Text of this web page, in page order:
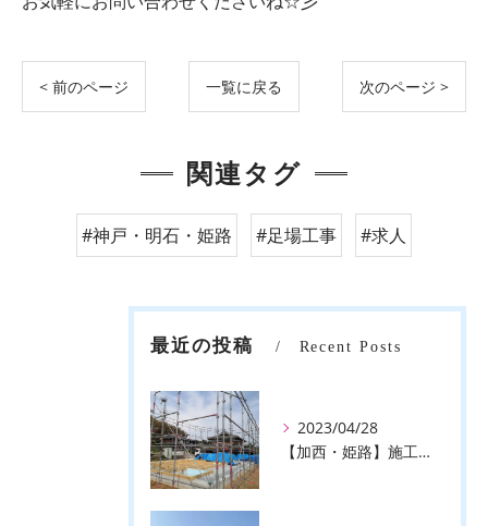
< 前のページ 一覧に戻る 次のページ >
関連タグ
#神戸・明石・姫路 #足場工事 #求人
最近の投稿 Recent Posts
2023/04/28
【加西・姫路】施工事例のご紹介♪【株式会社ever】